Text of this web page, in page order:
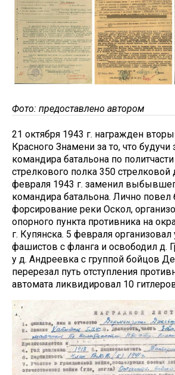
Фото: предоставлено автором
21 октября 1943 г. награжден
Красного Знамени за то, что будучи
командира батальона по
стрелкового полка 350 стрелковой
февраля 1943 г. заменил
командира батальона. Лично повел
форсирование реки Оскол,
опорного пункта противника на
г. Купянска. 5 февраля
фашистов с фланга и освободил д.
у д. Андреевка с группой бойцов
перерезал путь отступления
автомата ликвидировал 10